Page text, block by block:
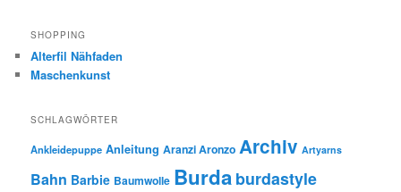
SHOPPING
Alterfil Nähfaden
Maschenkunst
SCHLAGWÖRTER
Ankleidepuppe Anleitung Aranzi Aronzo Archiv Artyarns
Bahn Barbie Baumwolle Burda burdastyle